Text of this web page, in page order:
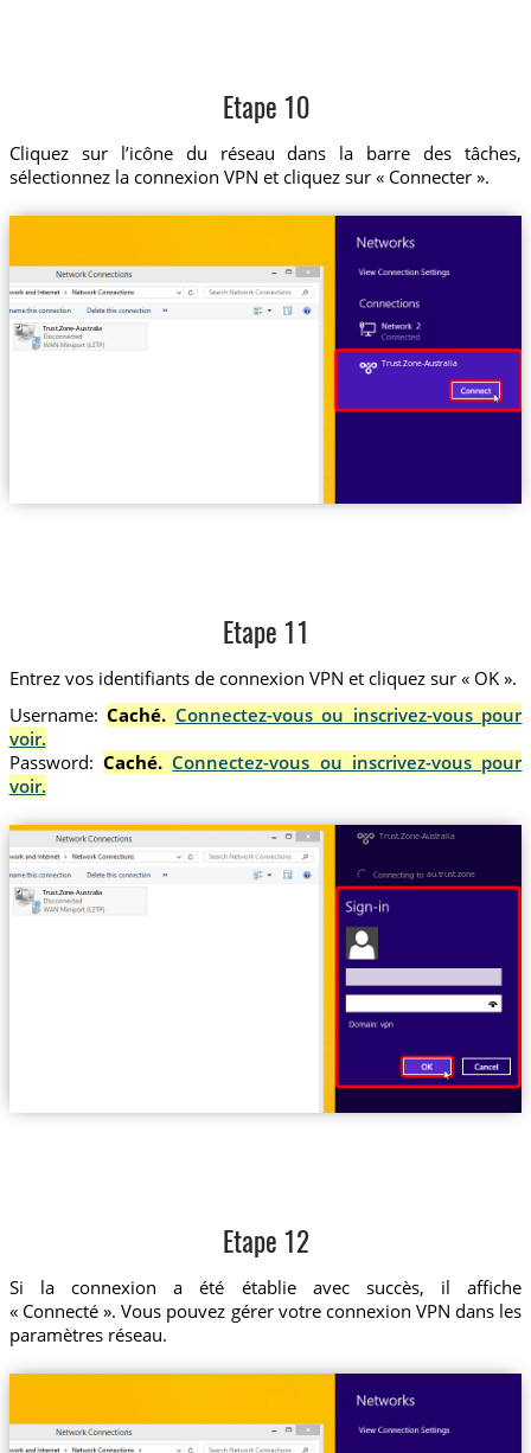
Etape 10
Cliquez sur l’icône du réseau dans la barre des tâches,
sélectionnez la connexion VPN et cliquez sur « Connecter ».
Trust.Zone-Australia
Trust.Zone-Australia
Etape 11
Entrez vos identifiants de connexion VPN et cliquez sur « OK ».
Username:Caché. Connectez-vous ou inscrivez-vous pour
voir.
Password: Caché. Connectez-vous ou inscrivez-vous pour
voir.
Trust.Zone-Australia
Trust.Zone-Australia
au.trust.zone
Etape 12
Si la connexion a été établie avec succès, il affiche
« Connecté ». Vous pouvez gérer votre connexion VPN dans les
paramètres réseau.